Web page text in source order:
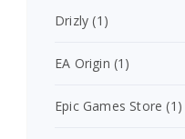
Drizly (1)
EA Origin (1)
Epic Games Store (1)